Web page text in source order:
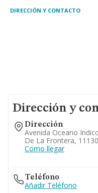
DIRECCIÓN Y CONTACTO
Dirección y
Dirección
Avenida Oceano
De La Frontera,
Como llegar
Teléfono
Añadir Teléfono